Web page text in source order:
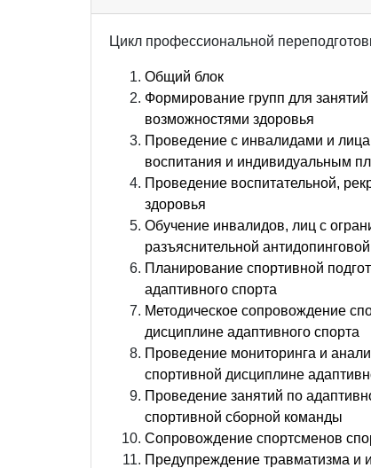
Цикл профессиональной
Общий блок
Формирование групп для
возможностями здоровья
Проведение с инвалидами и
воспитания и индивидуальным
Проведение воспитательной,
здоровья
Обучение инвалидов, лиц с
разъяснительной
Планирование спортивной
адаптивного спорта
Методическое сопровождение
дисциплине адаптивного спорта
Проведение мониторинга и
спортивной дисциплине
Проведение занятий по
спортивной сборной команды
Сопровождение спортсменов
Предупреждение травматизма и